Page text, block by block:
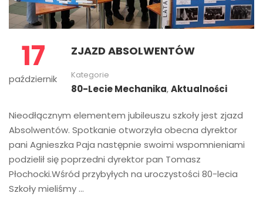
17
październik
ZJAZD ABSOLWENTÓW
Kategorie
80-Lecie Mechanika,Aktualności
Nieodłącznym elementem jubileuszu szkoły jest zjazd
Absolwentów. Spotkanie otworzyła obecna dyrektor
pani Agnieszka Paja następnie swoimi wspomnieniami
podzielił się poprzedni dyrektor pan Tomasz
Płochocki.Wśród przybyłych na uroczystości 80-lecia
Szkoły mieliśmy …